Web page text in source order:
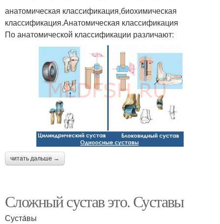
анатомическая классификация,биохимическая
классификация.Анатомическая классификация
По анатомической классификации различают:
читать дальше →
Сложный сустав это. Суставы
Суста́вы